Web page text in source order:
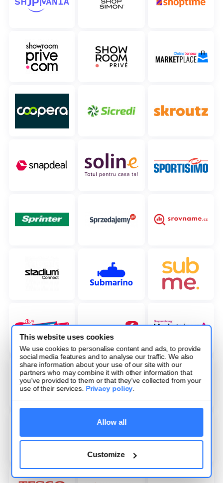
This website uses cookies
We use cookies to personalise content and ads, to provide
social media features and to analyse our traffic. We also
share information about your use of our site with our
partners who may combine it with other information that
you’ve provided to them or that they’ve collected from your
use of their services. Privacy policy.
Allow all
Customize